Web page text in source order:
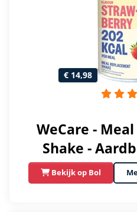
€ 14,98
WeCare -
Shake -
Bekijk op Bol